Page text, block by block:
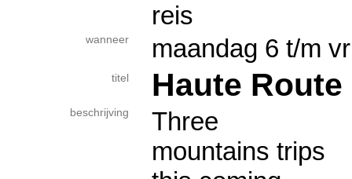
reis
wanneer maandag 6 t/m
titel Haute
beschrijving
Three
mountains trips